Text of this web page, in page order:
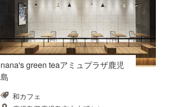
nana's green teaアミュプラザ鹿児
島
和カフェ